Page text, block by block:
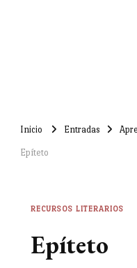
Inicio Entradas
Epíteto
RECURSOS LITERARIOS
Epíteto